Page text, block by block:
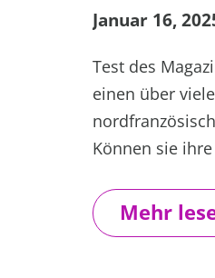
Januar 16,
Test des
einen über
Können sie
Mehr